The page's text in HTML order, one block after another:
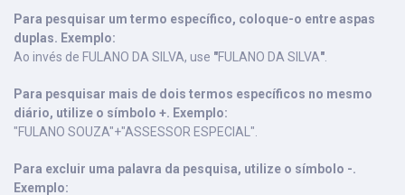
Para pesquisar um termo específico, coloque-o entre aspas
duplas. Exemplo:
Ao invés de FULANO DA SILVA, use "FULANO DA SILVA"
Para pesquisar mais de dois termos específicos no mesmo
diário, utilize o símbolo +. Exemplo:
"FULANO SOUZA"+"ASSESSOR ESPECIAL".
Para excluir uma palavra da pesquisa, utilize o símbolo -.
Exemplo: